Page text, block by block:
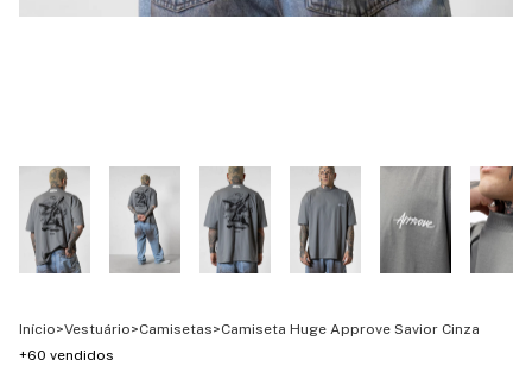
Início>Vestuário>Camisetas>Camiseta Huge Approve Savior Cinza
+60 vendidos